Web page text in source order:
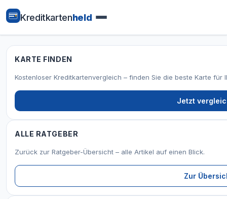
Kreditkartenheld
KARTE FINDEN
Kostenloser Kreditkartenvergleich – finden Sie die beste Karte für
Jetzt
ALLE RATGEBER
Zurück zur Ratgeber-Übersicht – alle Artikel auf einen Blick.
Zur